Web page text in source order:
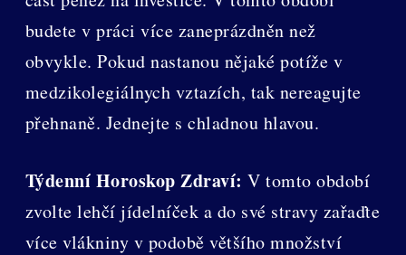
budete v práci více zaneprázdněn než
obvykle. Pokud nastanou nějaké potíže v
medzikolegiálnych vztazích, tak nereagujte
přehnaně. Jednejte s chladnou hlavou.
Týdenní Horoskop Zdraví:V tomto období
zvolte lehčí jídelníček a do své stravy zařaďte
více vlákniny v podobě většího množství